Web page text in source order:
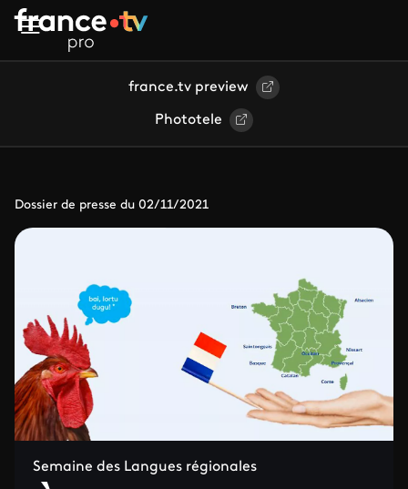
Aller au contenu principal
france.tv preview
Phototele
Dossier de presse du 02/11/2021
Semaine des Langues régionales